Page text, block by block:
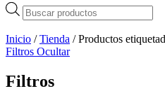
Búsqueda
de
productos
Inicio /Tienda / Productos
Filtros Ocultar
Filtros